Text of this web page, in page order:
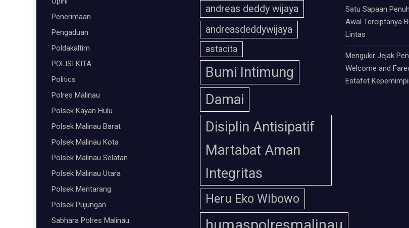
Penerimaan
Pengaduan
Poldakaltim
POLISI KITA
Politics
Polres Malinau
Polsek Kayan Hulu
Polsek Malinau Barat
Polsek Malinau Kota
Polsek Malinau Selatan
Polsek Malinau Utara
Polsek Mentarang
Polsek Pujungan
Sabhara Polres Malinau
andreas deddy wijaya
andreasdeddywijaya
astacita
Bumi Intimung
Damai
Disiplin Antisipatif
Martabat Aman
Integritas
Heru Eko Wibowo
Satu Sapaan
Awal Terciptanya
Lintas
Mengukir Jejak
Welcome and
Estafet